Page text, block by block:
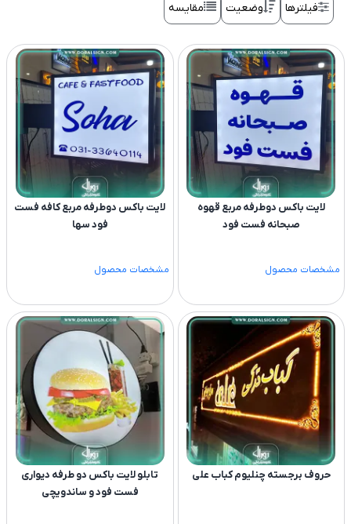
فیلترها وضعیت مقایسه
لایت باکس دوطرفه مربع قهوه
صبحانه فست فود
مشخصات محصول
لایت باکس دوطرفه مربع کافه فست
فود سها
مشخصات محصول
حروف برجسته چنلیوم کباب علی
تابلو لایت باکس دو طرفه دیواری
فست فود و ساندویچی